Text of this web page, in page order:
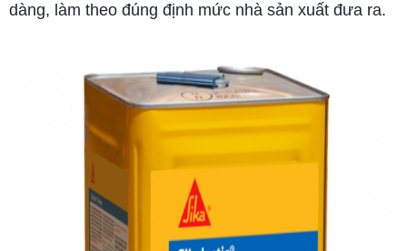
dàng, làm theo đúng định mức nhà sản xuất đưa ra.